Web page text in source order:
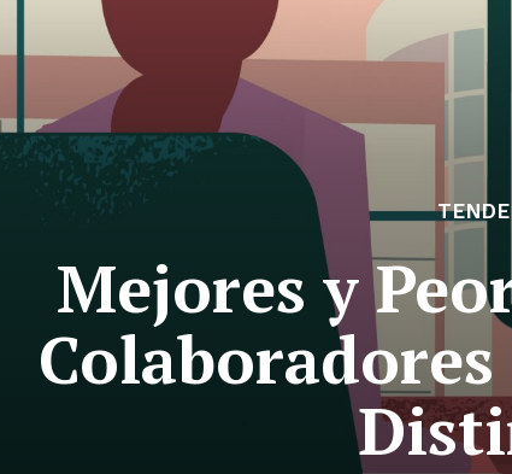
Mejores y